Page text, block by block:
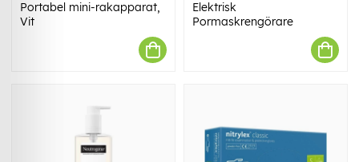
Portabel mini-rakapparat,
Vit
Elektrisk
Pormaskrengörare